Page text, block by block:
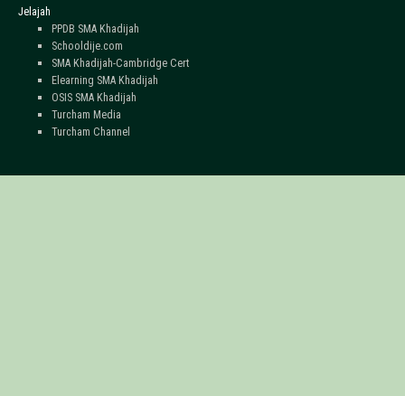
Jelajah
PPDB SMA Khadijah
Schooldije.com
SMA Khadijah-Cambridge Cert
Elearning SMA Khadijah
OSIS SMA Khadijah
Turcham Media
Turcham Channel